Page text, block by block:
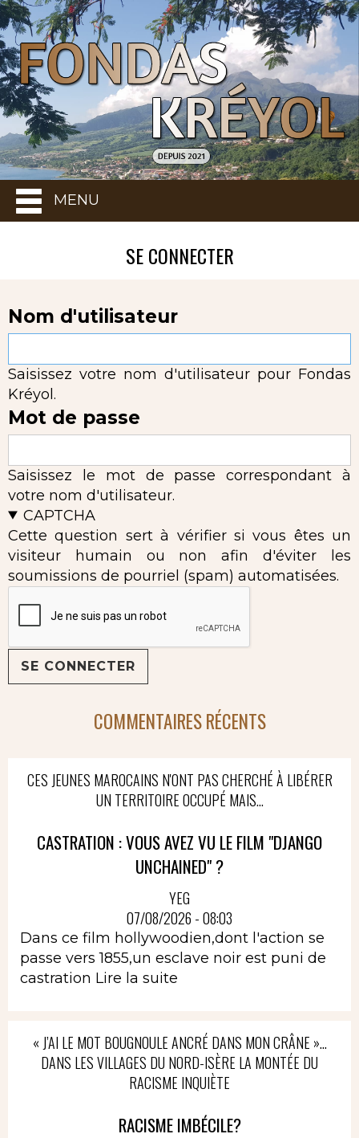
MENU
SE CONNECTER
Nom d'utilisateur
Saisissez votre nom d'utilisateur pour Fondas
Kréyol.
Mot de passe
Saisissez le mot de passe correspondant à
votre nom d'utilisateur.
CAPTCHA
Cette question sert à vérifier si vous êtes un
visiteur humain ou non afin d'éviter les
soumissions de pourriel (spam) automatisées.
COMMENTAIRES RÉCENTS
CES JEUNES MAROCAINS N'ONT PAS CHERCHÉ À LIBÉRER
UN TERRITOIRE OCCUPÉ MAIS...
CASTRATION : VOUS AVEZ VU LE FILM "DJANGO
UNCHAINED" ?
YEG
07/08/2026 - 08:03
Dans ce film hollywoodien,dont l'action se
passe vers 1855,un esclave noir est puni de
castration Lire la suite
« J’AI LE MOT BOUGNOULE ANCRÉ DANS MON CRÂNE »…
DANS LES VILLAGES DU NORD-ISÈRE LA MONTÉE DU
RACISME INQUIÈTE
RACISME IMBÉCILE?